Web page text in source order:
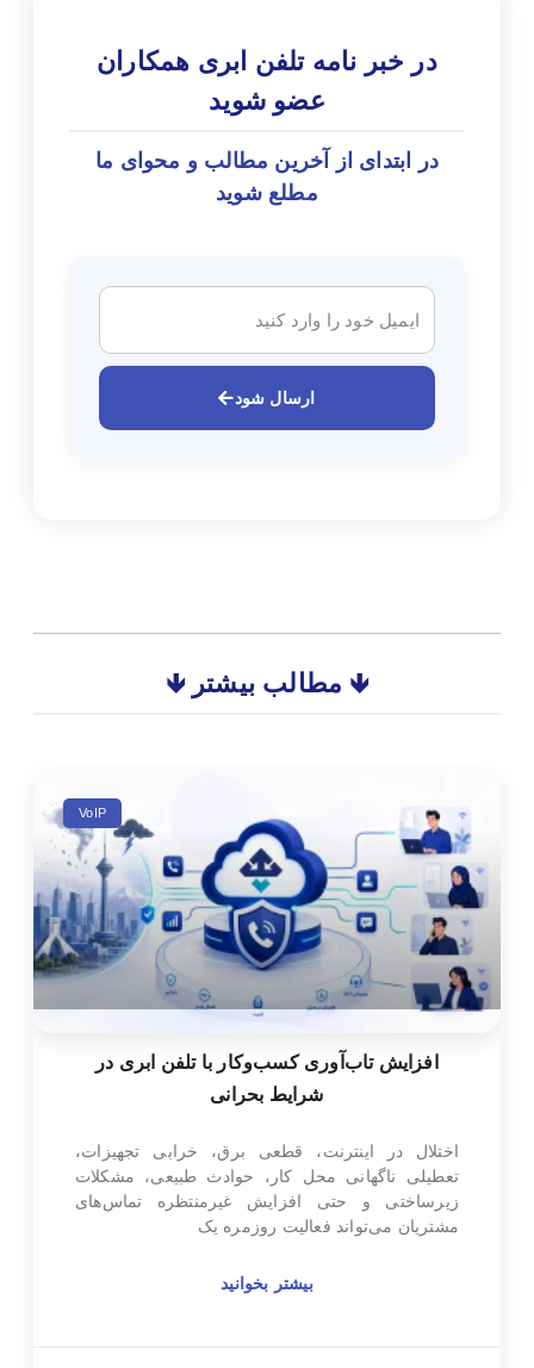
در خبر نامه تلفن ابری همکاران
عضو شوید
در ابتدای از آخرین مطالب و محوای ما
مطلع شوید
ارسال شود
🡻 مطالب بیشتر 🡻
VoIP
افزایش تاب‌آوری کسب‌وکار با تلفن ابری در
شرایط بحرانی
اختلال در اینترنت، قطعی برق، خرابی تجهیزات،
تعطیلی ناگهانی محل کار، حوادث طبیعی، مشکلات
زیرساختی و حتی افزایش غیرمنتظره تماس‌های
مشتریان می‌تواند فعالیت روزمره یک
بیشتر بخوانید